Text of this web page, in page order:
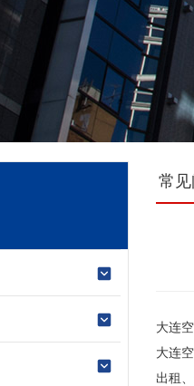
常
大连
大连
出租